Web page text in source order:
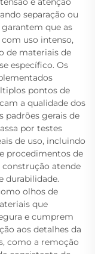
separação ou
garantem que as
uso intenso,
de materiais de
específico. Os
pontos de
a qualidade dos
padrões gerais de
por testes
de uso, incluindo
procedimentos de
construção atende
durabilidade.
olhos de
que
e cumprem
aos detalhes da
como a remoção